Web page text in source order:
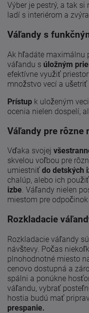
Výber je pestrý, a tak si
ladí s interiérom a
Váľandy s
Ak hľadáte maximálnu
váľandu s úložným
efektívne využiť
množstvo vecí a
Prístup k uloženým
ocenia nielen dospelí,
Váľandy pre rôzne
Vďaka svojej
skvelou voľbou pre
umiestniť do detských
chalúp, alebo ich
izbe. Váľandy nielen
miestom pre
Rozkladacie
Rozkladacie váľandy
návštevy. Počas
plnohodnotné miesto
cenovo dostupná a
spálni a ponúkne
váľandu, vybrať
hostia budú mať
prespanie.